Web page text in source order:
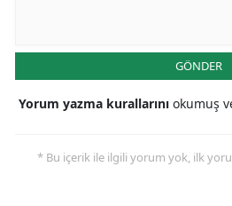
GÖNDER
Yorum yazma kurallarını okumuş
* Bu içerik ile ilgili yorum yok, ilk